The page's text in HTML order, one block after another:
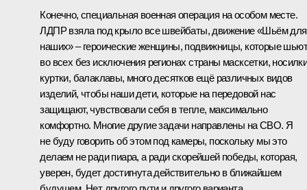
Конечно, специальная военная операция на особом месте.
ЛДПР взяла под крыло все швейбаты, движение «Шьём для
наших» – героические женщины, подвижницы, которые шьют
во всех без исключения регионах страны масксетки,
куртки, балаклавы, много десятков ещё различных видов
изделий, чтобы наши дети, которые на передовой нас
защищают, чувствовали себя в тепле, максимально
комфортно. Многие другие задачи направлены на СВО. Я
не буду говорить об этом под камеры, поскольку мы это
делаем не ради пиара, а ради скорейшей победы, которая,
уверен, будет достигнута действительно в ближайшем